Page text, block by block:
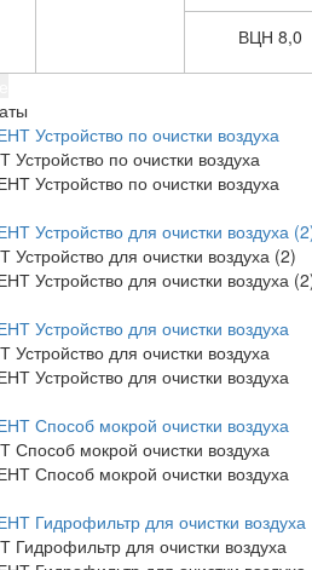
ВЦН 8,0
по очистки воздуха
для очистки воздуха (2)
для очистки воздуха
Способ мокрой очистки воздуха
для очистки воздуха